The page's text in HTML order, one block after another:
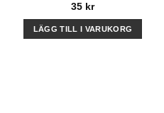
35 kr
LÄGG TILL I VARUKORG